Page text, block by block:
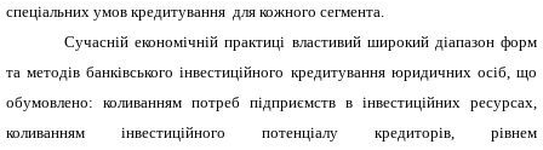
спеціальних умов кредитування для кожного сегмента.
Сучасній економічній практиці властивий широкий діапазон форм
та методів банківського інвестиційного кредитування юридичних осіб, що
обумовлено: коливанням потреб підприємств в інвестиційних ресурсах,
коливанням інвестиційного потенціалу кредиторів, рівнем